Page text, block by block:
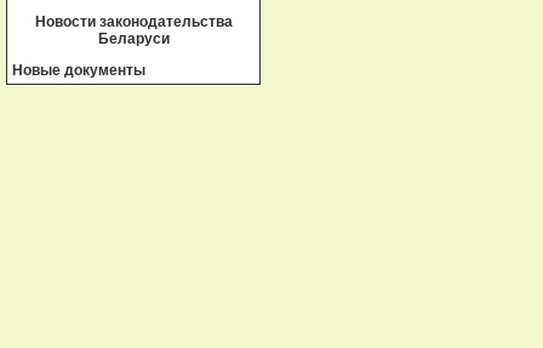
Новости законодательства
Беларуси
Новые документы